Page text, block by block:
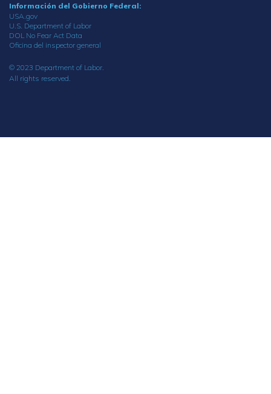
Información del Gobierno Federal:
USA.gov
U.S. Department of Labor
DOL No Fear Act Data
Oficina del inspector general
© 2023 Department of Labor.
All rights reserved.